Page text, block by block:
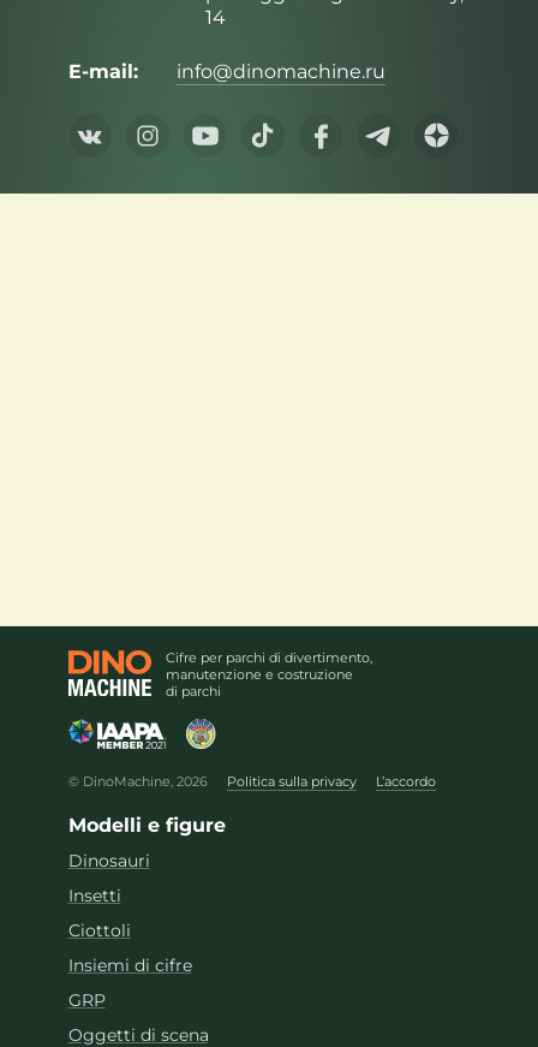
14
E-mail: info@dinomachine.ru
Cifre per parchi di divertimento,
manutenzione e costruzione
di parchi
© DinoMachine, 2026 Politica sulla privacy L’accordo
Modelli e figure
Dinosauri
Insetti
Ciottoli
Insiemi di cifre
GRP
Oggetti di scena